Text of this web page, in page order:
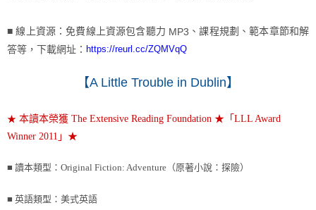
■ 線上資源：免費線上資源包含聽力 MP3 、課程規劃、範本章節和解
答等，下載網址： https://reurl.cc/ZQMVqQ
【A Little Trouble in Dublin】
★ 本讀本榮獲 The Extensive Reading Foundation ★「LLL Award
Winner 2011」★
■ 讀本類型： Original Fiction: Adventure（原著小說：探險）
■ 英語類型：美式英語